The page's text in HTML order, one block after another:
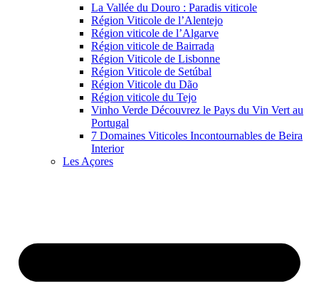
La Vallée du Douro : Paradis viticole
Région Viticole de l’Alentejo
Région viticole de l’Algarve
Région viticole de Bairrada
Région Viticole de Lisbonne
Région Viticole de Setúbal
Région Viticole du Dão
Région viticole du Tejo
Vinho Verde Découvrez le Pays du Vin Vert au
Portugal
7 Domaines Viticoles Incontournables de Beira
Interior
Les Açores